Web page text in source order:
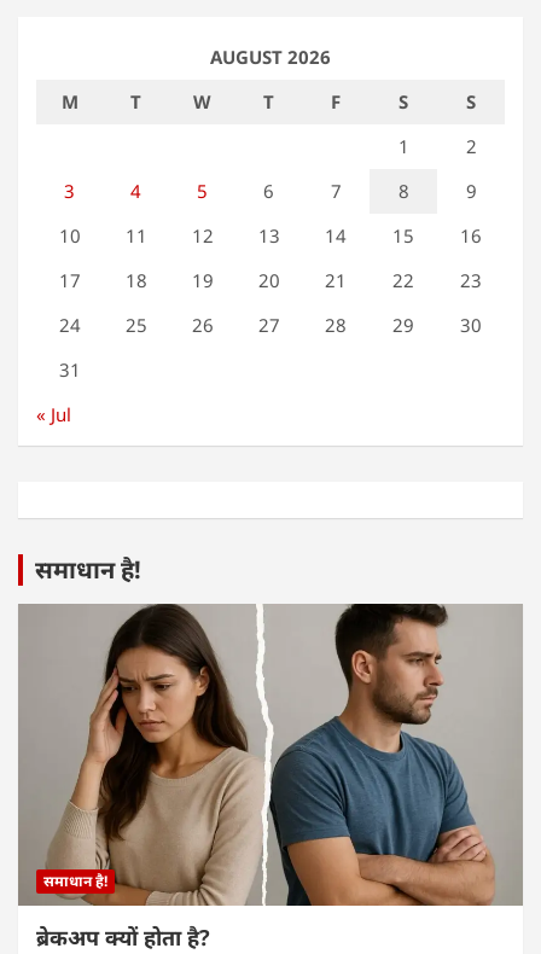
AUGUST 2026
M
T W T F S
S
1
2
3
4 5 6 7 8
9
10
11 12 13 14 15
16
17
18 19 20 21 22
23
24
25 26 27 28 29
30
31
« Jul
समाधान है!
समाधान है!
ब्रेकअप क्यों होता है?